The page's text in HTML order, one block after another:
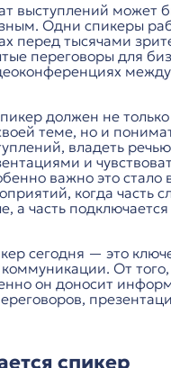
выступлений может
Одни спикеры
перед тысячами
переговоры для
должен не
теме, но и
владеть
и
важно это стало
когда часть
а часть
сегодня — это
От того,
он доносит
спикер